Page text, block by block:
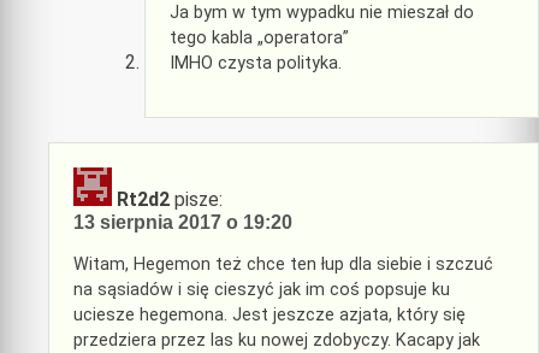
Ja bym w tym wypadku nie mieszał do
tego kabla „operatora”
IMHO czysta polityka.
Rt2d2 pisze:
13 sierpnia 2017 o 19:20
Witam, Hegemon też chce ten łup dla siebie i szczuć
na sąsiadów i się cieszyć jak im coś popsuje ku
uciesze hegemona. Jest jeszcze azjata, który się
przedziera przez las ku nowej zdobyczy. Kacapy jak